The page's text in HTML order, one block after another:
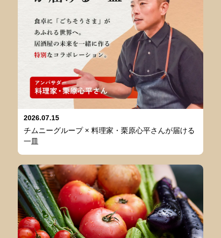
2026.07.15
チムニーグループ × 料理家・栗原心平さんが届ける
一皿